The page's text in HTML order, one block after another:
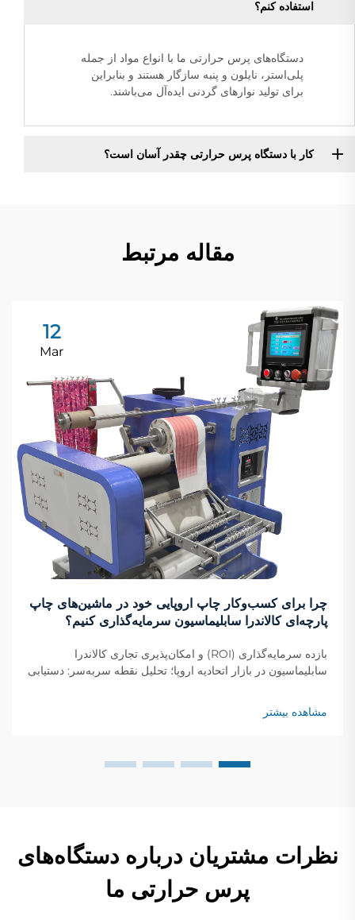
استفاده کنم؟
دستگاه‌های پرس حرارتی ما با انواع مواد از جمله
پلی‌استر، نایلون و پنبه سازگار هستند و بنابراین
برای تولید نوارهای گردنی ایده‌آل می‌باشند.
کار با دستگاه پرس حرارتی چقدر آسان است؟
مقاله مرتبط
12
Mar
چرا برای کسب‌وکار چاپ اروپایی خود در ماشین‌های چاپ
پارچه‌ای کالاندرا سابلیماسیون سرمایه‌گذاری کنیم؟
بازده سرمایه‌گذاری (ROI) و امکان‌پذیری تجاری کالاندرا
سابلیماسیون در بازار اتحادیه اروپا؛ تحلیل نقطه سربه‌سر: دستیابی
چاپگرهای پارچه‌ای در سراسر اروپا معمولاً سرمایه‌گذاری خود را
در کالاندرا سابلیماسیون...
مشاهده بیشتر
نظرات مشتریان درباره دستگاه‌های
پرس حرارتی ما